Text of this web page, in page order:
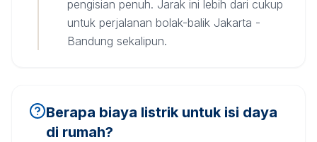
pengisian penuh. Jarak ini lebih dari cukup
untuk perjalanan bolak-balik Jakarta -
Bandung sekalipun.
Berapa biaya listrik untuk isi daya
di rumah?